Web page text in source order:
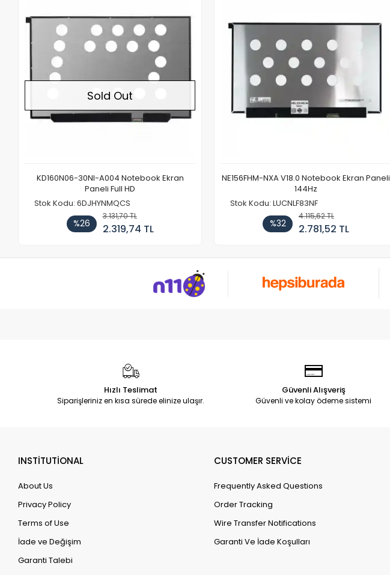
Sold Out
KD160N06-30NI-A004 Notebook Ekran
Paneli Full HD
Stok Kodu: 6DJHYNMQCS
%26
3.131,70 TL
2.319,74 TL
NE156FHM-NXA V18.0 Notebook Ekran Paneli
144Hz
Stok Kodu: LUCNLF83NF
%32
4.115,62 TL
2.781,52 TL
Hızlı Teslimat
Siparişleriniz en kısa sürede elinize ulaşır.
Güvenli Alışveriş
Güvenli ve kolay ödeme sistemi
INSTİTUTİONAL
About Us
Privacy Policy
Terms of Use
İade ve Değişim
Garanti Talebi
CUSTOMER SERVİCE
Frequently Asked Questions
Order Tracking
Wire Transfer Notifications
Garanti Ve İade Koşulları